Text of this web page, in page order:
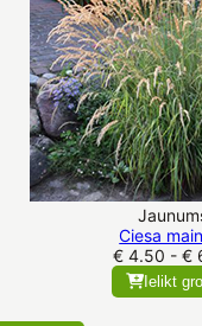
Ciesa
€ 4.50 - €
Ielikt